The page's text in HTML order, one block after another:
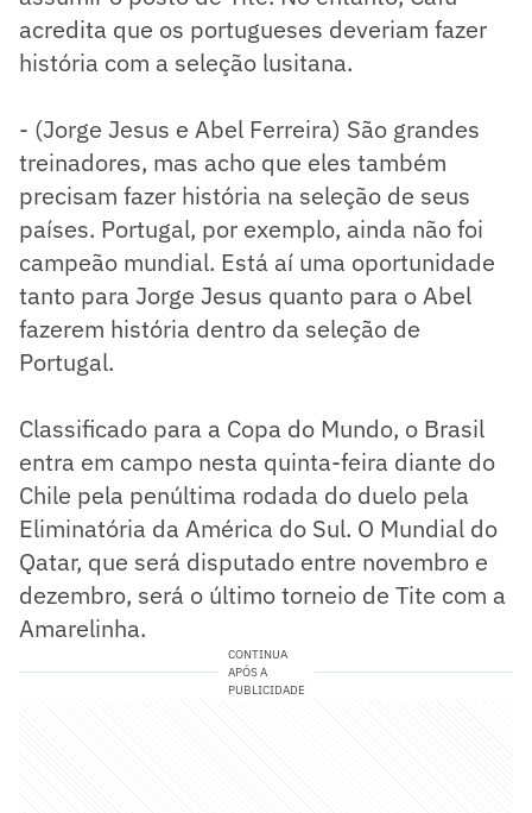
acredita que os portugueses deveriam fazer
história com a seleção lusitana.
- (Jorge Jesus e Abel Ferreira) São grandes
treinadores, mas acho que eles também
precisam fazer história na seleção de seus
países. Portugal, por exemplo, ainda não foi
campeão mundial. Está aí uma oportunidade
tanto para Jorge Jesus quanto para o Abel
fazerem história dentro da seleção de
Portugal.
Classificado para a Copa do Mundo, o Brasil
entra em campo nesta quinta-feira diante do
Chile pela penúltima rodada do duelo pela
Eliminatória da América do Sul. O Mundial do
Qatar, que será disputado entre novembro e
dezembro, será o último torneio de Tite com a
Amarelinha.
CONTINUA
APÓS A
PUBLICIDADE